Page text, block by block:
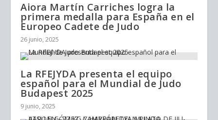
Aiora Martín Carriches logra la
primera medalla para España en el
Europeo Cadete de Judo
26 junio, 2025
La RFEJYDA presenta el equipo
español para el Mundial de Judo
Budapest 2025
9 junio, 2025